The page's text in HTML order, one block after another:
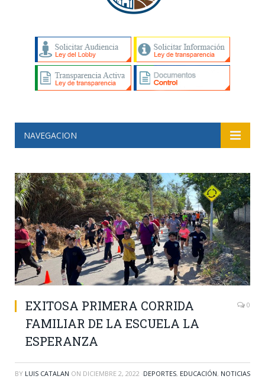
NAVEGACION
EXITOSA PRIMERA CORRIDA
FAMILIAR DE LA ESCUELA LA
ESPERANZA
0
BY LUIS CATALAN ON DICIEMBRE 2, 2022 ·DEPORTES, EDUCACIÓN, NOTICIAS